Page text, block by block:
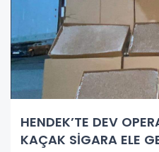
HENDEK’TE DEV
KAÇAK SİGARA ELE